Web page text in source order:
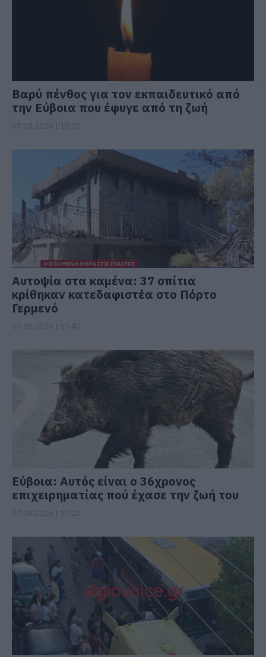
Βαρύ πένθος για τον εκπαιδευτικό από
την Εύβοια που έφυγε από τη ζωή
Αυτοψία στα καμένα: 37 σπίτια
κρίθηκαν κατεδαφιστέα στο Πόρτο
Γερμενό
Εύβοια: Αυτός είναι ο 36χρονος
επιχειρηματίας πού έχασε την ζωή του